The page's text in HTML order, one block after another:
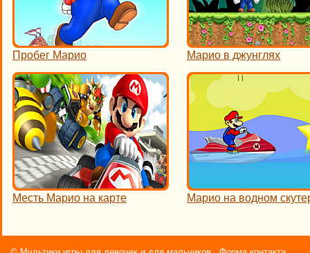
Пробег Марио Марио в джунглях
Месть Марио на карте Марио на водном